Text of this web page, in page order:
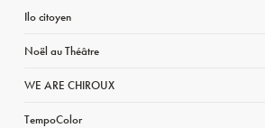
Ilo citoyen
Noël au Théâtre
WE ARE CHIROUX
TempoColor